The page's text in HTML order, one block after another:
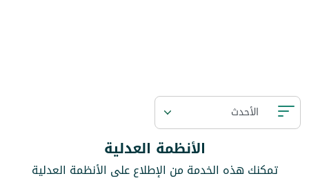
الأنظمة العدلية
تمكنك هذه الخدمة من الإطلاع على الأنظمة العدلية